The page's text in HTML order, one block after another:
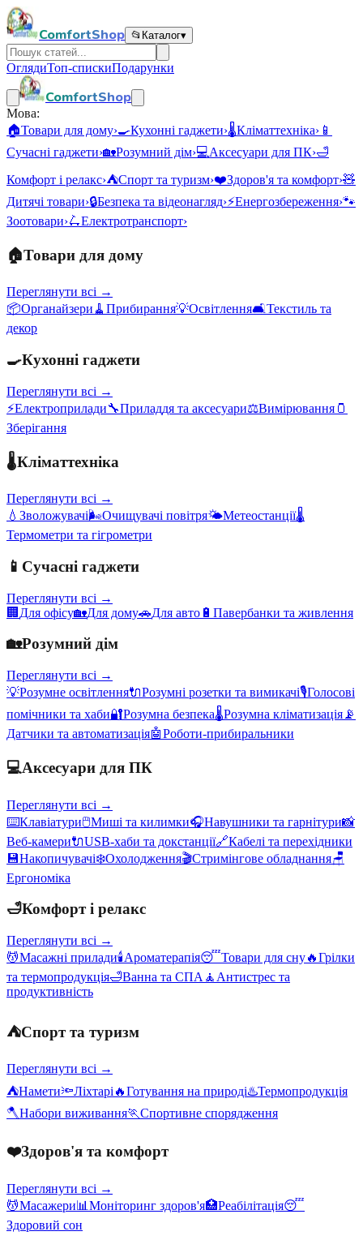
ComfortShop 📂 Каталог▾
ОглядиТоп-спискиПодарунки
ComfortShop
Мова:
🏠Товари для дому›🍳Кухонні гаджети›🌡️Кліматтехніка› 📱
Сучасні гаджети›🏡Розумний дім›💻Аксесуари для ПК›🛁
Комфорт і релакс›⛺Спорт та туризм›❤️Здоров'я та комфорт›🧸
Дитячі товари›🔒Безпека та відеонагляд›⚡Енергозбереження›🐾
Зоотовари›🛴Електротранспорт›
🏠Товари для дому
Переглянути всі →
📦Органайзери 🧹 Прибирання💡Освітлення🛋️Текстиль та
декор
🍳Кухонні гаджети
Переглянути всі →
⚡Електроприлади🔧Приладдя та аксесуари⚖️Вимірювання 🫙
Зберігання
🌡️Кліматтехніка
Переглянути всі →
💧 Зволожувачі🌬️Очищувачі повітря🌤️Метеостанції🌡️
Термометри та гігрометри
📱 Сучасні гаджети
Переглянути всі →
🏢 Для офісу🏡Для дому🚗Для авто 🔋 Павербанки та живлення
🏡Розумний дім
Переглянути всі →
💡Розумне освітлення🔌Розумні розетки та вимикачі🎙️Голосові
помічники та хаби🔐Розумна безпека🌡️Розумна кліматизація 📡
Датчики та автоматизація🤖Роботи-прибиральники
💻Аксесуари для ПК
Переглянути всі →
⌨️Клавіатури🖱️Миші та килимки🎧Навушники та гарнітури📸
Веб-камери🔌USB-хаби та докстанції🔗Кабелі та перехідники
💾Накопичувачі❄️Охолодження🎬Стримінгове обладнання🪑
Ергономіка
🛁Комфорт і релакс
Переглянути всі →
💆Масажні прилади🕯️Ароматерапія😴Товари для сну🔥Грілки
та термопродукція🛁Ванна та СПА 🧘 Антистрес та
продуктивність
⛺Спорт та туризм
Переглянути всі →
⛺Намети🔦Ліхтарі 🔥Готування на природі♨️Термопродукція
🪓Набори виживання🏃Спортивне спорядження
❤️Здоров'я та комфорт
Переглянути всі →
💆Масажери📊 Моніторинг здоров'я🏥Реабілітація😴
Здоровий сон